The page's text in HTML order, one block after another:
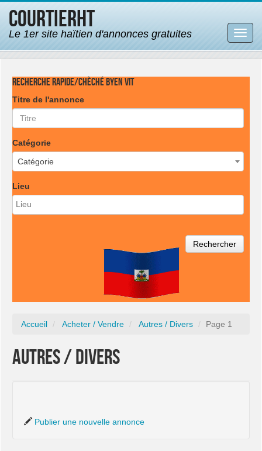
CourtierHT
Le 1er site haïtien d'annonces gratuites
la
Recherche rapide/Chèché byen vit
Titre de l'annonce
Catégorie
Catégorie
Lieu
Rechercher
Accueil Acheter / Vendre Autres / Divers Page 1
Autres / Divers
Publier une nouvelle annonce